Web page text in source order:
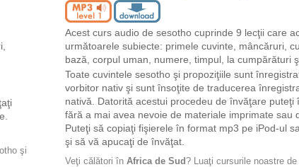
şi
Acest curs audio de sesotho cuprinde 9 lecţii care
următoarele subiecte: primele cuvinte, mâncăruri,
bază, corpul uman, numere, timpul, la cumpărături
Toate cuvintele sesotho şi propoziţiile sunt
vorbitor nativ şi sunt însoţite de traducerea
nativă. Datorită acestui procedeu de învăţare puteţi
fără a mai avea nevoie de materiale imprimate sau
Puteţi să copiaţi fişierele în format mp3 pe iPod-ul
şi să vă apucaţi de învăţat.
Veţi călători în Africa de Sud? Luaţi cursurile noastre